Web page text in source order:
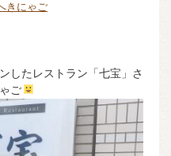
きにゃご
したレストラン「七宝」さ
ご